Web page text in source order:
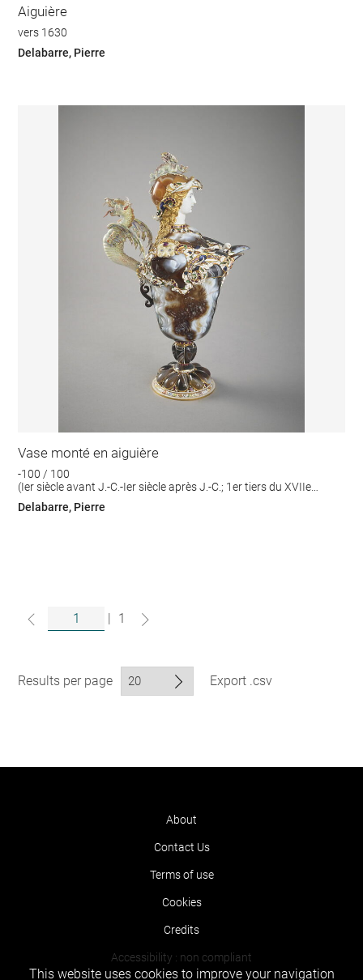
Aiguière
vers 1630
Delabarre, Pierre
Vase monté en aiguière
-100 / 100
(Ier siècle avant J.-C.-Ier siècle après J.-C.; 1er tiers du XVIIe
siècle)
Delabarre, Pierre
1
Results per page Export .csv
About
Contact Us
Terms of use
Cookies
Credits
Accessibility : non compliant
This website uses cookies to improve your navigation